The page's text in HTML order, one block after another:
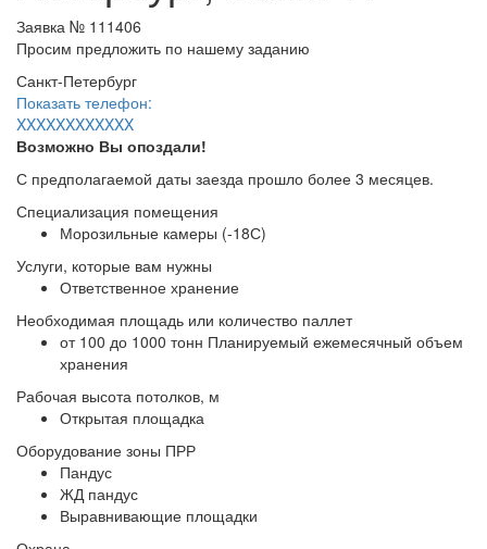
Заявка № 111406
Просим предложить по нашему заданию
Санкт-Петербург
Показать телефон:
XXXXXXXXXXXX
Возможно Вы опоздали!
С предполагаемой даты заезда прошло более 3 месяцев.
Специализация помещения
Морозильные камеры (-18С)
Услуги, которые вам нужны
Ответственное хранение
Необходимая площадь или количество паллет
от 100 до 1000 тонн Планируемый ежемесячный объем
хранения
Рабочая высота потолков, м
Открытая площадка
Оборудование зоны ПРР
Пандус
ЖД пандус
Выравнивающие площадки